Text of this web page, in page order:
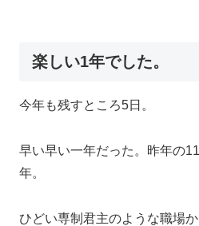
楽しい1年でした。
今年も残すところ5日。
早い早い一年だった。昨年の
年。
ひどい専制君主のような職場